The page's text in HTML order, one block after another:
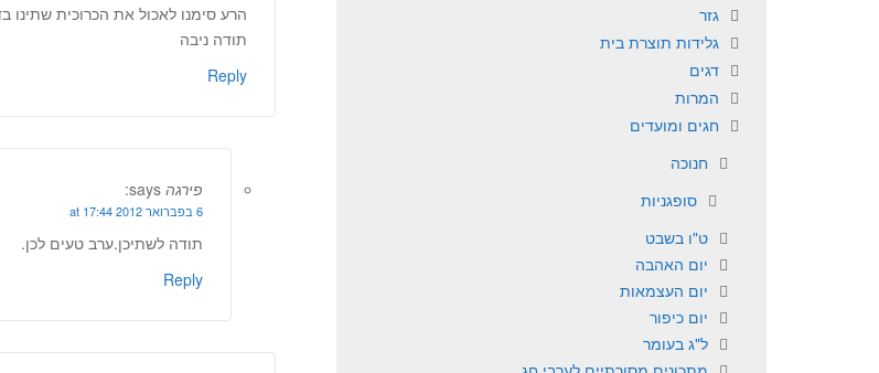
הרע סימנו לאכול את הכרוכית
תודה ניבה
Reply
פירגה says:
6 בפברואר 2012 at 17:44
תודה לשתיכן.ערב טעים לכן.
Reply
גזר
גלידות תוצרת בית
דגים
המרות
חגים ומועדים
חנוכה
סופגניות
ט"ו בשבט
יום האהבה
יום העצמאות
יום כיפור
ל"ג בעומר